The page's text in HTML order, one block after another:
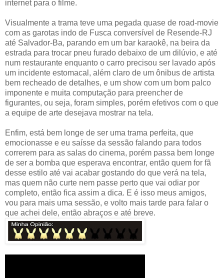
internet para o filme.
Visualmente a trama teve uma pegada quase de road-movie
com as garotas indo de Fusca conversível de Resende-RJ
até Salvador-Ba, parando em um bar karaokê, na beira da
estrada para trocar pneu furado debaixo de um dilúvio, e até
num restaurante enquanto o carro precisou ser lavado após
um incidente estomacal, além claro de um ônibus de artista
bem recheado de detalhes, e um show com um bom palco
imponente e muita computação para preencher de
figurantes, ou seja, foram simples, porém efetivos com o que
a equipe de arte desejava mostrar na tela.
Enfim, está bem longe de ser uma trama perfeita, que
emocionasse e eu saísse da sessão falando para todos
correrem para as salas do cinema, porém passa bem longe
de ser a bomba que esperava encontrar, então quem for fã
desse estilo até vai acabar gostando do que verá na tela,
mas quem não curte nem passe perto que vai odiar por
completo, então fica assim a dica. E é isso meus amigos,
vou para mais uma sessão, e volto mais tarde para falar o
que achei dele, então abraços e até breve.